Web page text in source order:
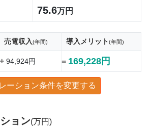
75.6万円
売電収入(年間) 導入メリット(年間)
+94,924円 = 169,228円
ーション条件を変更する
ョン(万円)